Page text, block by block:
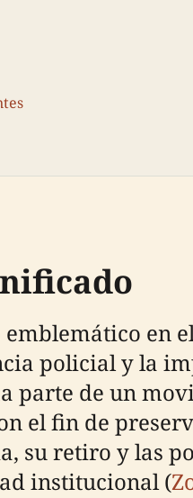
en
policial y la
parte de un
el fin de
su retiro y las
institucional (